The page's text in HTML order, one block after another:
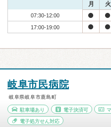
月 火
07:30-12:00
17:00-19:00
岐阜市民病院
岐阜県岐阜市鹿島町
駐車場あり 電子決済可
電子処方せん対応